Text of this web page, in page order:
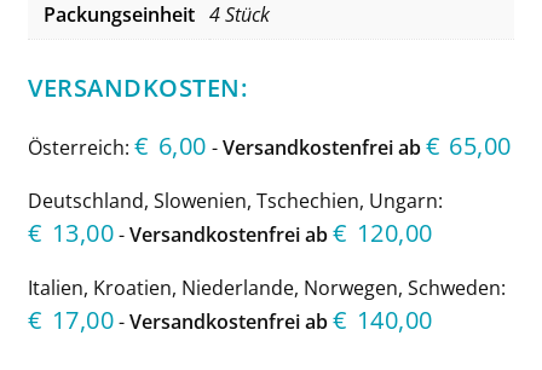
Packungseinheit 4 Stück
VERSANDKOSTEN:
Österreich: € 6,00 -Versandkostenfrei ab € 65,00
Deutschland, Slowenien, Tschechien, Ungarn:
€ 13,00-Versandkostenfrei ab€ 120,00
Italien, Kroatien, Niederlande, Norwegen, Schweden:
€ 17,00-Versandkostenfrei ab€ 140,00